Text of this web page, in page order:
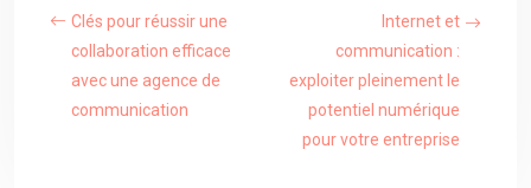
Clés pour réussir une
collaboration efficace
avec une agence de
communication
Internet et
communication :
exploiter pleinement le
potentiel numérique
pour votre entreprise